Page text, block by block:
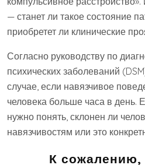
— станет ли такое состояние
приобретет ли клинические
Согласно руководству по
психических заболеваний
случае, если навязчивое
человека больше часа в день.
нужно понять, склонен ли
навязчивостям или это
К сожалению,